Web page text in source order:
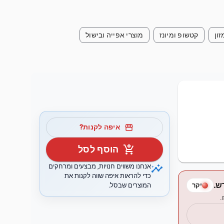
קטשופ ומיונז מוצרי אפייה ובישול
יקר
storefront איפה לקנות?
add_shopping_cart הוסף לסל
insightsאנחנו משווים חנויות, מבצעים ומרחקים
כדי להראות איפה שווה לקנות את
המוצרים שבסל.